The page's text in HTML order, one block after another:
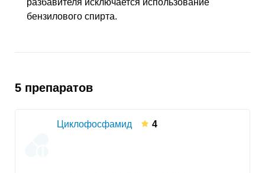
бензилового спирта.
5 препаратов
Циклофосфамид 4